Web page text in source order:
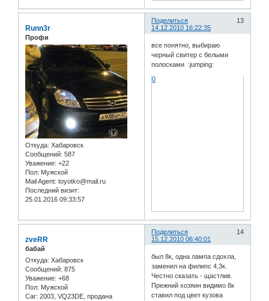
Поделиться
13
14.12.2010 16:22:35
Runn3r
Профи
Откуда: Хабаровск
Сообщений: 587
Уважение: +22
Пол: Мужской
Mail Agent: toyotko@mail.ru
Последний визит:
25.01.2016 09:33:57
все понятно, выбираю
черный свитер с белыми
полосками :jumping:
0
Поделиться
14
15.12.2010 06:40:01
zveRR
бабай
Откуда: Хабаровск
Сообщений: 875
Уважение: +68
Пол: Мужской
Car: 2003, VQ23DE, продана
был 8к, одна лампа сдохла,
заменил на филипс 4,3к.
Честно сказать - щастлив.
Прежний хозяин видимо 8к
ставил под цвет кузова